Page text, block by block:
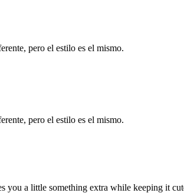
pero el estilo es el mismo.
pero el estilo es el mismo.
a little something extra while keeping it